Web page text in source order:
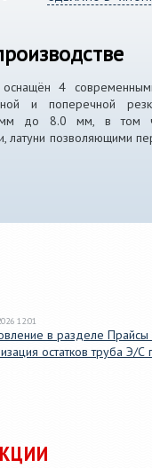
4
и поперечной
до 8.0 мм, в том
латуни позволяющими
12:01
в разделе Прайсы
остатков труба Э/С